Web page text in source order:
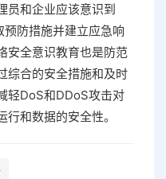
员和企业应该意识到
防措施并建立应急响
安全意识教育也是防范
综合的安全措施和及时
轻DoS和DDoS攻击对
和数据的安全性。